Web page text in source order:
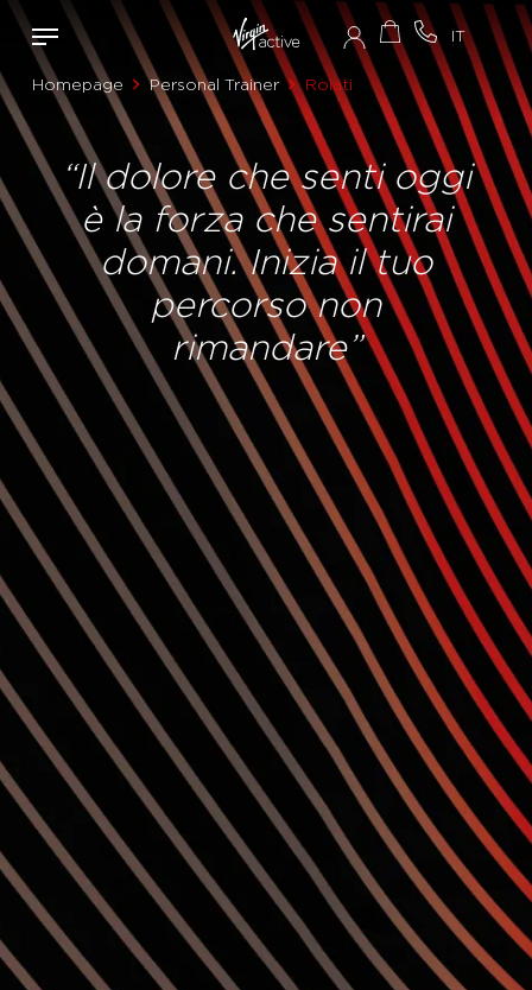
Homepage Personal Trainer Roiati
“Il dolore che senti oggi
è la forza che sentirai
domani. Inizia il tuo
percorso non
rimandare”